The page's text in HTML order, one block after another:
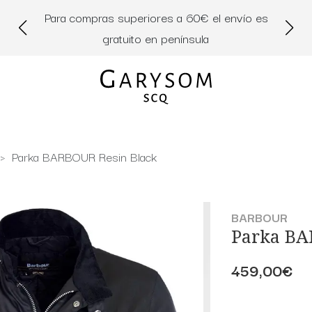
Para compras superiores a 60€ el envío es
gratuito en península
Parka BARBOUR Resin Black
BARBOUR
Parka
459,00€